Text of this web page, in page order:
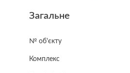
Загальне
№ об'єкту
Комплекс